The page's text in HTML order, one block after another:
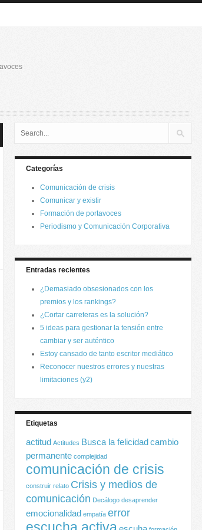
Categorías
Comunicación de crisis
Comunicar y existir
Formación de portavoces
Periodismo y Comunicación Corporativa
Entradas recientes
¿Demasiado obsesionados con los
premios y los rankings?
¿Cortar carreteras es la solución?
5 ideas para gestionar la tensión entre
cambiar y ser auténtico
Estoy cansado de tanto escritor mediático
Reconocer nuestros errores y nuestras
limitaciones (y2)
Etiquetas
actitud Actitudes Busca la felicidad cambio
permanente complejidad
comunicación de crisis
construir relato Crisis y medios de
comunicación Decálogo desaprender
emocionalidad empatía error